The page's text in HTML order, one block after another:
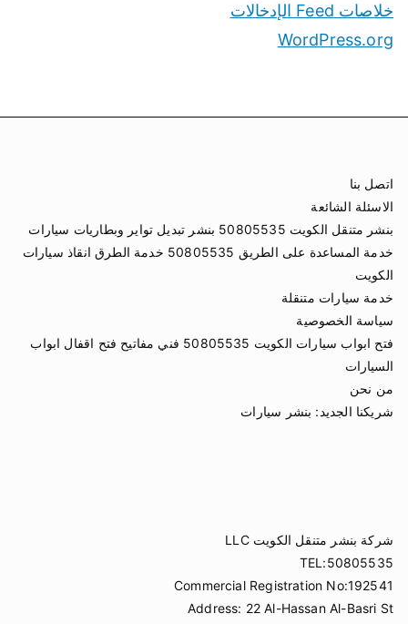
خلاصات Feed الإدخالات
WordPress.org
اتصل بنا
الاسئلة الشائعة
بنشر متنقل الكويت 50805535 بنشر تبديل تواير وبطاريات سيارات
خدمة المساعدة على الطريق 50805535 خدمة الطرق انقاذ سيارات
الكويت
خدمة سيارات متنقلة
سياسة الخصوصية
فتح ابواب سيارات الكويت 50805535 فني مفاتيح فتح اقفال ابواب
السيارات
من نحن
شريكنا الجديد: بنشر سيارات
شركة بنشر متنقل الكويت LLC
TEL:50805535
Commercial Registration No:192541
Address: 22 Al-Hassan Al-Basri St